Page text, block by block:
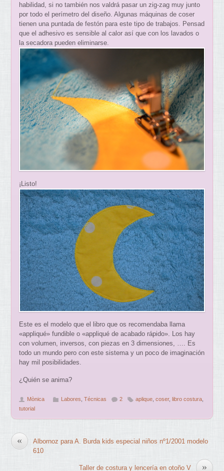
habilidad, si no también nos valdrá pasar un zig-zag muy junto
por todo el perímetro del diseño. Algunas máquinas de coser
tienen una puntada de festón para este tipo de trabajos. Pensad
que el adhesivo es sensible al calor así que con los lavados o
la secadora pueden eliminarse.
¡Listo!
Este es el modelo que el libro que os recomendaba llama
«appliqué» fundible o «appliqué de acabado rápido». Los hay
con volumen, inversos, con piezas en 3 dimensiones, …. Es
todo un mundo pero con este sistema y un poco de imaginación
hay mil posibilidades.
¿Quién se anima?
Mònica Labores ,Técnicas 2 aplique ,coser,libro costura
tutorial
«
Albornoz para A. Burda kids especial niños nº1/2001 modelo
610
»
Taller de costura y lencería en otoño V